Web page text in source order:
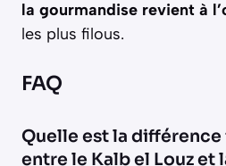
la gourmandise revient à
les plus filous.
FAQ
Quelle est la
entre le Kalb el Louz et